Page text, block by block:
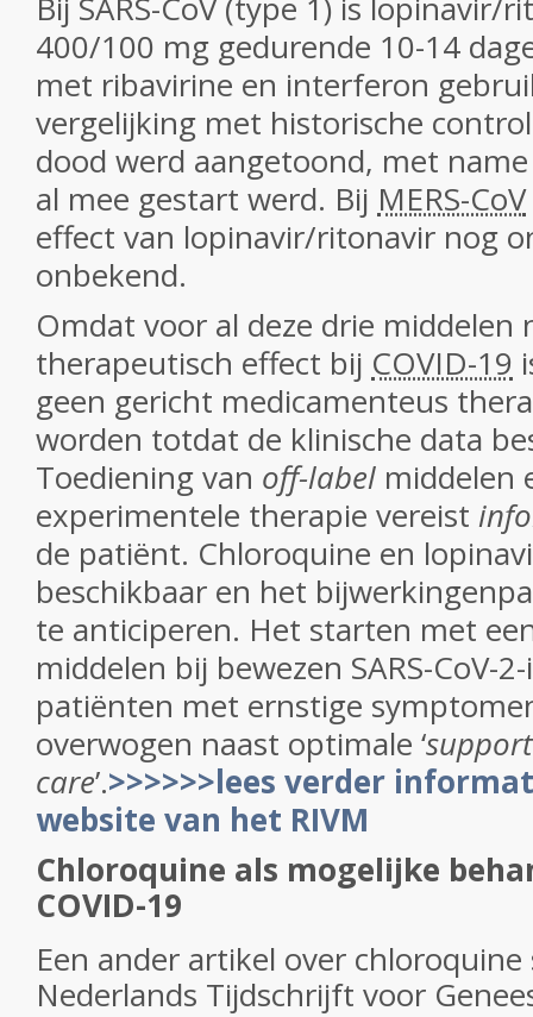
400/100 mg gedurende 10-14
met ribavirine en interferon
vergelijking met historische
dood werd aangetoond, met
al mee gestart werd. Bij MERS-CoV
effect van lopinavir/ritonavir nog
onbekend.
Omdat voor al deze drie middelen
therapeutisch effect bij COVID-19
geen gericht medicamenteus
worden totdat de klinische data
Toediening van off-label middelen
experimentele therapie vereist
de patiënt. Chloroquine en
beschikbaar en het
te anticiperen. Het starten met
middelen bij bewezen SARS-CoV-
patiënten met ernstige
overwogen naast optimale ‘
care’.>>>>>>lees verder
website van het RIVM
Chloroquine als mogelijke
COVID-19
Een ander artikel over
Nederlands Tijdschrijft voor